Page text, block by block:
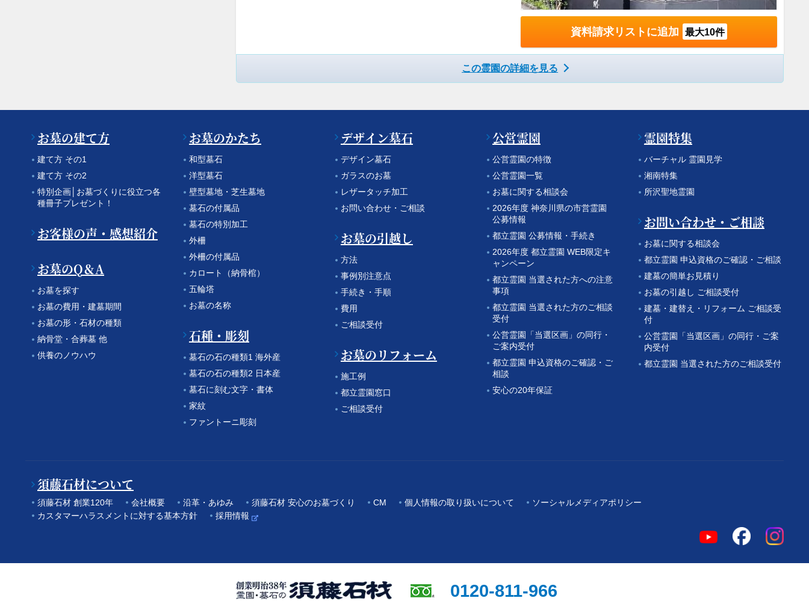
資料請求リストに追加 最大10件
この霊園の詳細を見る
お墓の建て方
建て方 その1
建て方 その2
特別企画│お墓づくりに役立つ各
種冊子プレゼント！
お客様の声・感想紹介
お墓のQ＆A
お墓を探す
お墓の費用・建墓期間
お墓の形・石材の種類
納骨堂・合葬墓 他
供養のノウハウ
お墓のかたち
和型墓石
洋型墓石
壁型墓地・芝生墓地
墓石の付属品
墓石の特別加工
外柵
外柵の付属品
カロート（納骨棺）
五輪塔
お墓の名称
石種・彫刻
墓石の石の種類1 海外産
墓石の石の種類2 日本産
墓石に刻む文字・書体
家紋
ファントーニ彫刻
デザイン墓石
デザイン墓石
ガラスのお墓
レザータッチ加工
お問い合わせ・ご相談
お墓の引越し
方法
事例別注意点
手続き・手順
費用
ご相談受付
お墓のリフォーム
施工例
都立霊園窓口
ご相談受付
公営霊園
公営霊園の特徴
公営霊園一覧
お墓に関する相談会
2026年度 神奈川県の市営霊園
公募情報
都立霊園 公募情報・手続き
2026年度 都立霊園 WEB限定キ
ャンペーン
都立霊園 当選された方への注意
事項
都立霊園 当選された方のご相談
受付
公営霊園「当選区画」の同行・
ご案内受付
都立霊園 申込資格のご確認・ご
相談
安心の20年保証
霊園特集
バーチャル 霊園見学
湘南特集
所沢聖地霊園
お問い合わせ・ご相談
お墓に関する相談会
都立霊園 申込資格のご確認・ご相談
建墓の簡単お見積り
お墓の引越し ご相談受付
建墓・建替え・リフォーム ご相談受
付
公営霊園「当選区画」の同行・ご案
内受付
都立霊園 当選された方のご相談受付
須藤石材について
須藤石材 創業120年 会社概要 沿革・あゆみ 須藤石材 安心のお墓づくり CM 個人情報の取り扱いについて
ソーシャルメディアポリシー
カスタマーハラスメントに対する基本方針
採用情報
0120-811-966